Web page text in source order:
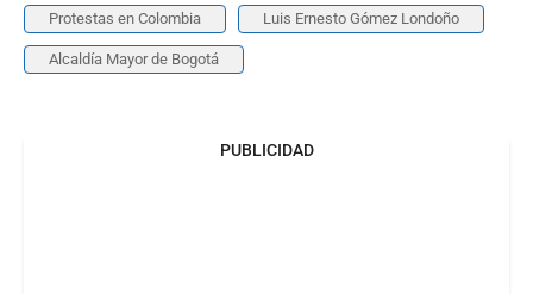
Protestas en Colombia Luis Ernesto Gómez Londoño
Alcaldía Mayor de Bogotá
PUBLICIDAD